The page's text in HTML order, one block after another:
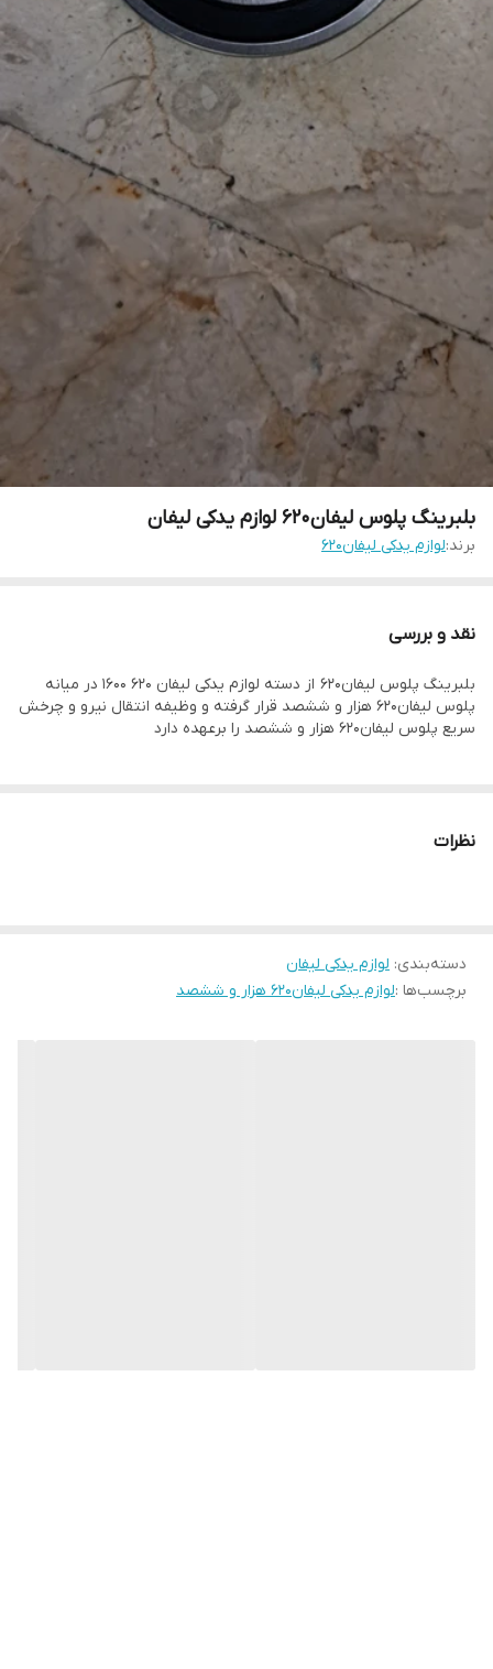
بلبرینگ پلوس لیفان۶۲۰ لوازم یدکی لیفان
برند:لوازم یدکی لیفان۶۲۰
نقد و بررسی
بلبرینگ پلوس لیفان۶۲۰ از دسته لوازم یدکی لیفان ۶۲۰ ۱۶۰۰ در میانه
پلوس لیفان۶۲۰ هزار و ششصد قرار گرفته و وظیفه انتقال نیرو و چرخش
سریع پلوس لیفان۶۲۰ هزار و ششصد را برعهده دارد
نظرات
دسته‌بندی: لوازم یدکی لیفان
برچسب‌ها :لوازم یدکی لیفان۶۲۰ هزار و ششصد